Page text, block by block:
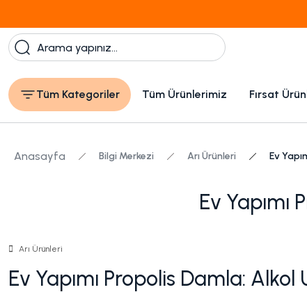
Tüm Kategoriler Tüm Ürünlerimiz Fırsat
Anasayfa Bilgi Merkezi Arı Ürünleri Ev
Ev Yapımı
Arı Ürünleri
Ev Yapımı Propolis Damla: